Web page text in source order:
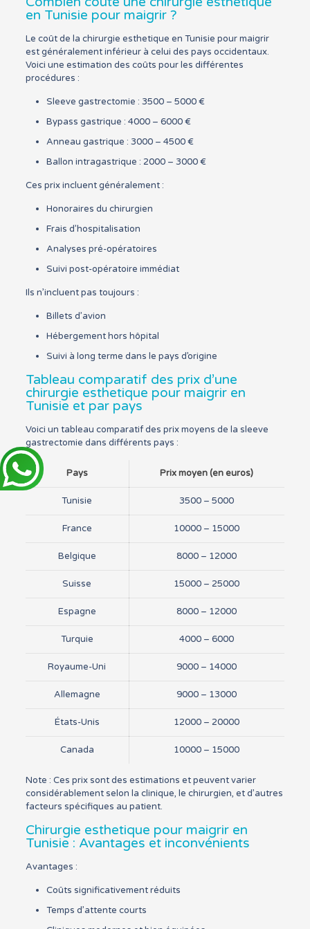
en Tunisie pour maigrir ?
Le coût de la chirurgie esthetique en Tunisie pour maigrir
est généralement inférieur à celui des pays occidentaux.
Voici une estimation des coûts pour les différentes
procédures :
Sleeve gastrectomie : 3500 – 5000 €
Bypass gastrique : 4000 – 6000 €
Anneau gastrique : 3000 – 4500 €
Ballon intragastrique : 2000 – 3000 €
Ces prix incluent généralement :
Honoraires du chirurgien
Frais d’hospitalisation
Analyses pré-opératoires
Suivi post-opératoire immédiat
Ils n’incluent pas toujours :
Billets d’avion
Hébergement hors hôpital
Suivi à long terme dans le pays d’origine
Tableau comparatif des prix d’une
chirurgie esthetique pour maigrir en
Tunisie et par pays
Voici un tableau comparatif des prix moyens de la sleeve
gastrectomie dans différents pays :
Pays Prix moyen (en euros)
Tunisie 3500 – 5000
France 10000 – 15000
Belgique 8000 – 12000
Suisse 15000 – 25000
Espagne 8000 – 12000
Turquie 4000 – 6000
Royaume-Uni 9000 – 14000
Allemagne 9000 – 13000
États-Unis 12000 – 20000
Canada 10000 – 15000
Note : Ces prix sont des estimations et peuvent varier
considérablement selon la clinique, le chirurgien, et d’autres
facteurs spécifiques au patient.
Chirurgie esthetique pour maigrir en
Tunisie : Avantages et inconvénients
Avantages :
Coûts significativement réduits
Temps d’attente courts